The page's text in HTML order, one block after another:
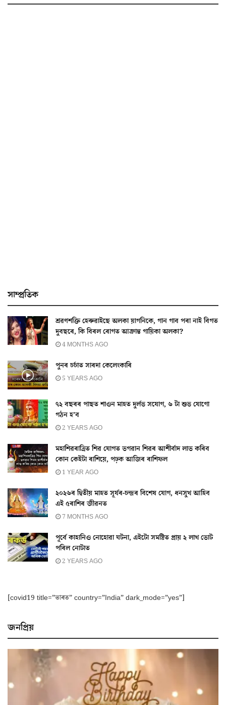
সাম্প্ৰতিক
শ্ৰৱণশক্তি হেৰুৱাইছে অলকা য়াগনিকে, গান গাব পৰা নাই বিগত
দুবছৰে, কি বিৰল ৰোগত আক্ৰান্ত গায়িকা অলকা?
4 MONTHS AGO
পুনৰ চর্চাত সাৰদা কেলেংকাৰি
5 YEARS AGO
৭২ বছৰৰ পাছত শাওন মাহত দুৰ্লভ সযোগ, ৬ টা শুভ যোগো
গঠন হ’ব
2 YEARS AGO
মহাশিৱৰাত্ৰিত শিৱ যোগত ভগৱান শিৱৰ আশীৰ্বাদ লাভ কৰিব
কোন কেইটা ৰাশিয়ে, পঢ়ক আজিৰ ৰাশিফল
1 YEAR AGO
২০২৬ৰ দ্বিতীয় মাহত সূৰ্যৰ-চন্দ্ৰৰ বিশেষ যোগ, ধনসুখ আহিব
এই ৫ৰাশিৰ জীৱনত
7 MONTHS AGO
পূৰ্বে কাহানিও নোহোৱা ঘটনা, এইটো সমষ্টিত প্ৰায় ২ লাখ ভোট
পৰিল নোটাত
2 YEARS AGO
[covid19 title=”ভাৰত” country=”India” dark_mode=”yes”]
জনপ্ৰিয়